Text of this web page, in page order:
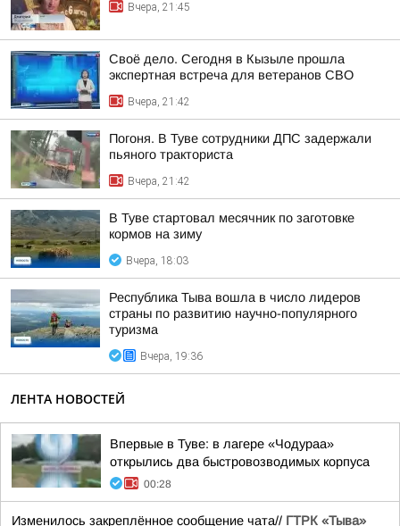
Вчера, 21:45
Своё дело. Сегодня в Кызыле прошла
экспертная встреча для ветеранов СВО
Вчера, 21:42
Погоня. В Туве сотрудники ДПС задержали
пьяного тракториста
Вчера, 21:42
В Туве стартовал месячник по заготовке
кормов на зиму
Вчера, 18:03
Республика Тыва вошла в число лидеров
страны по развитию научно-популярного
туризма
Вчера, 19:36
ЛЕНТА НОВОСТЕЙ
Впервые в Туве: в лагере «Чодураа»
открылись два быстровозводимых корпуса
00:28
Изменилось закреплённое сообщение чата// ГТРК «Тыва»